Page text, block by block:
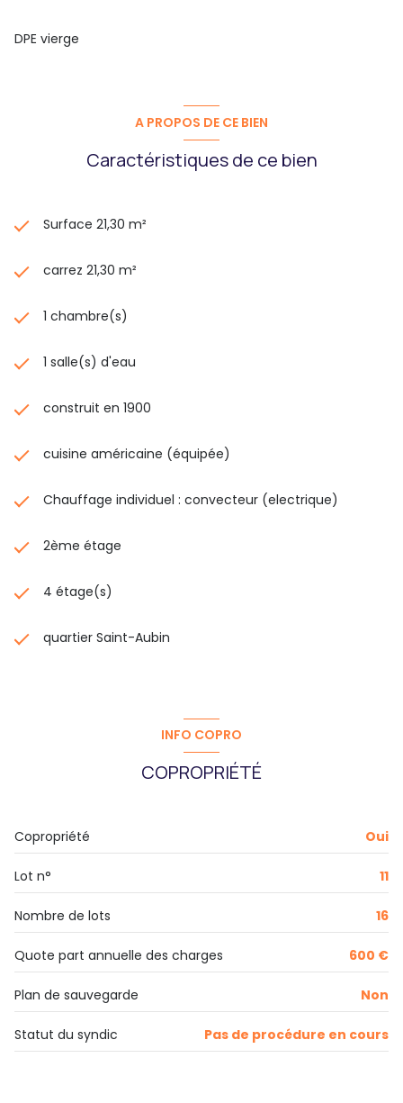
DPE vierge
A PROPOS DE CE BIEN
Caractéristiques de ce bien
Surface 21,30 m²
carrez 21,30 m²
1 chambre(s)
1 salle(s) d'eau
construit en 1900
cuisine américaine (équipée)
Chauffage individuel : convecteur (electrique)
2ème étage
4 étage(s)
quartier Saint-Aubin
INFO COPRO
COPROPRIÉTÉ
Copropriété Oui
Lot n° 11
Nombre de lots 16
Quote part annuelle des charges 600 €
Plan de sauvegarde Non
Statut du syndic Pas de procédure en cours